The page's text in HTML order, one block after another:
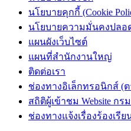
นโยบายคุกกี้ (Cookie
นโยบายความมั่นคงปลอ
แผนผังเว็บไซต์
แผนที่สำนักงานใหญ่
ติดต่อเรา
ช่องทางอิเล็กทรอนิกส์ (ต
สถิติผู้เข้าชม Website กร
ช่องทางแจ้งเรื่องร้องเ